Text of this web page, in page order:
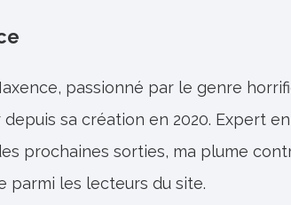
passionné par le genre
depuis sa création en 2020. Expert
prochaines sorties, ma plume
parmi les lecteurs du site.